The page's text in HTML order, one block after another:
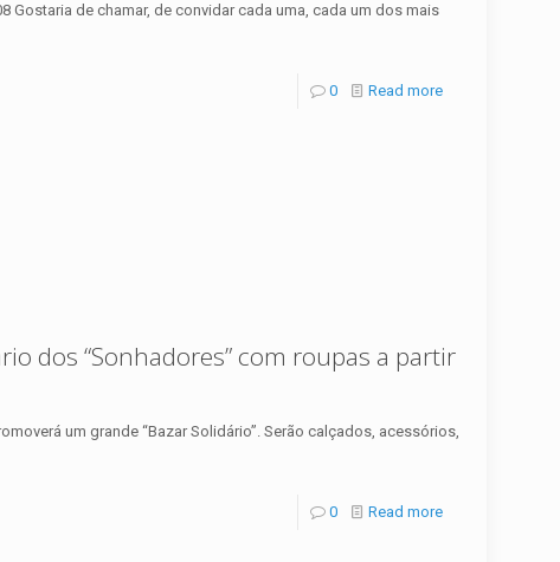
de chamar, de convidar cada uma, cada um dos mais
0 Read more
dos “Sonhadores” com roupas a partir
um grande “Bazar Solidário”. Serão calçados, acessórios,
0 Read more